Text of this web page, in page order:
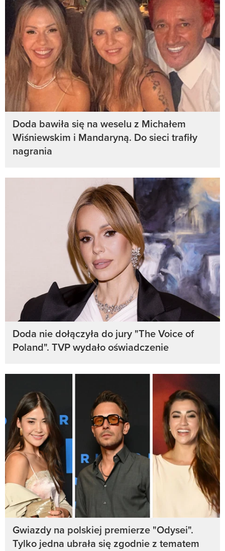
Doda bawiła się na weselu z Michałem
Wiśniewskim i Mandaryną. Do sieci trafiły
nagrania
Doda nie dołączyła do jury "The Voice of
Poland". TVP wydało oświadczenie
Gwiazdy na polskiej premierze "Odysei".
Tylko jedna ubrała się zgodnie z tematem